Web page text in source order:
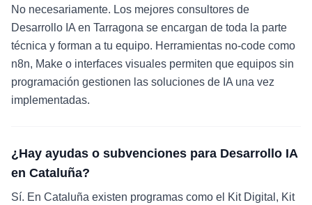
No necesariamente. Los mejores consultores de
Desarrollo IA en Tarragona se encargan de toda la parte
técnica y forman a tu equipo. Herramientas no-code como
n8n, Make o interfaces visuales permiten que equipos sin
programación gestionen las soluciones de IA una vez
implementadas.
¿Hay ayudas o subvenciones para Desarrollo IA
en Cataluña?
Sí. En Cataluña existen programas como el Kit Digital, Kit